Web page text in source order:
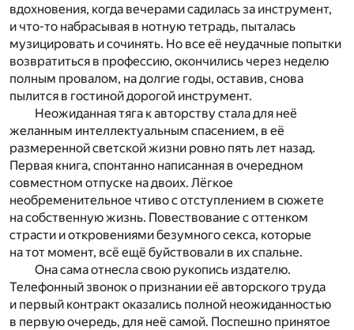
вдохновения, когда вечерами садилась за инструмент,
и что-то набрасывая в нотную тетрадь, пыталась
музицировать и сочинять. Но все её неудачные попытки
возвратиться в профессию, окончились через неделю
полным провалом, на долгие годы, оставив, снова
пылится в гостиной дорогой инструмент.
Неожиданная тяга к авторству стала для неё
желанным интеллектуальным спасением, в её
размеренной светской жизни ровно пять лет назад.
Первая книга, спонтанно написанная в очередном
совместном отпуске на двоих. Лёгкое
необременительное чтиво с отступлением в сюжете
на собственную жизнь. Повествование с оттенком
страсти и откровениями безумного секса, которые
на тот момент, всё ещё буйствовали в их спальне.
Она сама отнесла свою рукопись издателю.
Телефонный звонок о признании её авторского труда
и первый контракт оказались полной неожиданностью
в первую очередь, для неё самой. Поспешно принятое